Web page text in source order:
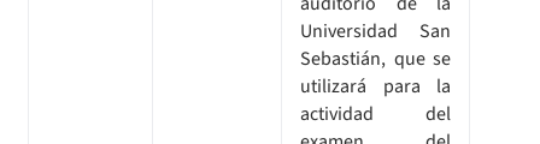
Universidad San
Sebastián, que se
utilizará para la
actividad del